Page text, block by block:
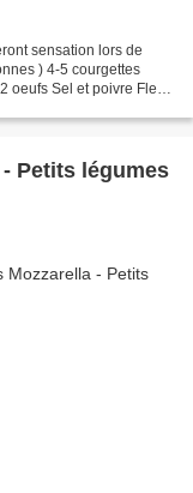
sensation lors de
) 4-5 courgettes
oeufs Sel et poivre Fleur
Petits légumes